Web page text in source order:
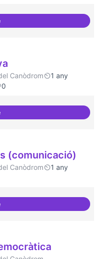
digital al Canòdrom
Canòdrom
1 any
0
col·laborativa
(comunicació)
Canòdrom
1 any
+ residències